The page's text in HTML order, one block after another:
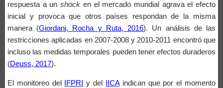
respuesta a unshock en el mercado mundial agrava el efecto
inicial y provoca que otros países respondan de la misma
manera (Giordani, Rocha y Ruta, 2016). Un análisis de las
restricciones aplicadas en 2007-2008 y 2010-2011 encontró que
incluso las medidas temporales pueden tener efectos duraderos
(Deuss, 2017).
El monitoreo del IFPRI y del IICAindican que por el momento